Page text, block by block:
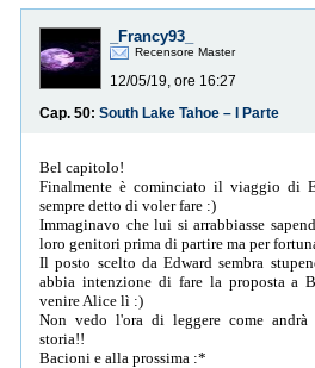
_Francy93_
Recensore Master
12/05/19, ore 16:27
Cap. 50: South Lake Tahoe – I Parte
Bel capitolo!
Finalmente è cominciato il viaggio di
sempre detto di voler fare :)
Immaginavo che lui si arrabbiasse
loro genitori prima di partire ma per
Il posto scelto da Edward sembra
abbia intenzione di fare la proposta a
venire Alice lì :)
Non vedo l'ora di leggere come andrà
storia!!
Bacioni e alla prossima :*